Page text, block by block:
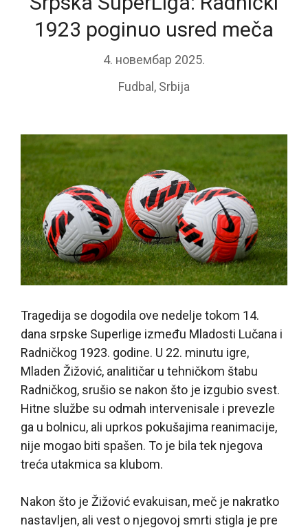
1923 poginuo usred meča
4. новембар 2025.
Fudbal , Srbija
Tragedija se dogodila ove nedelje tokom 14.
dana srpske Superlige između Mladosti Lučana i
Radničkog 1923. godine. U 22. minutu igre,
Mladen Žižović, analitičar u tehničkom štabu
Radničkog, srušio se nakon što je izgubio svest.
Hitne službe su odmah intervenisale i prevezle
ga u bolnicu, ali uprkos pokušajima reanimacije,
nije mogao biti spašen. To je bila tek njegova
treća utakmica sa klubom.
Nakon što je Žižović evakuisan, meč je nakratko
nastavljen, ali vest o njegovoj smrti stigla je pre